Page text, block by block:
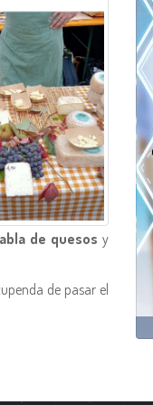
de quesosy
de pasar el